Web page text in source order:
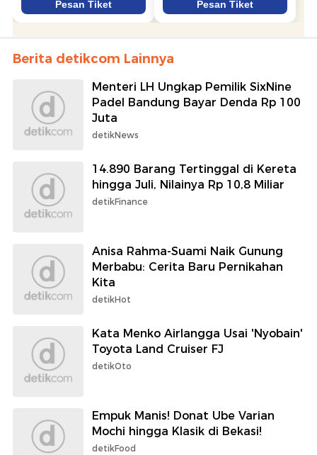
Berita detikcom Lainnya
Menteri LH Ungkap Pemilik SixNine
Padel Bandung Bayar Denda Rp 100
Juta
detikNews
14.890 Barang Tertinggal di Kereta
hingga Juli, Nilainya Rp 10,8 Miliar
detikFinance
Anisa Rahma-Suami Naik Gunung
Merbabu: Cerita Baru Pernikahan
Kita
detikHot
Kata Menko Airlangga Usai 'Nyobain'
Toyota Land Cruiser FJ
detikOto
Empuk Manis! Donat Ube Varian
Mochi hingga Klasik di Bekasi!
detikFood